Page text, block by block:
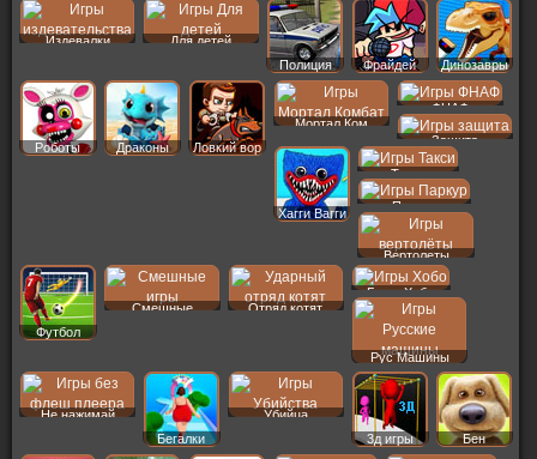
Издевалки
Для детей
Полиция
Фрайдей Динозавры
Роботы Драконы Ловкий вор
Мортал Ком
ФНАФ
Защита
Хагги Вагги
Такси
Паркур
Вертолеты
Футбол
Смешные Отряд котят
Бомж Хобо
Рус Машины
Не нажимай
Бегалки
Убийца
3д игры
Бен